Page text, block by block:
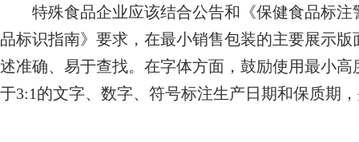
特殊食品企业应该结合公告和《保健食品标注
品标识指南》要求，在最小销售包装的主要展示版
述准确、易于查找。在字体方面，鼓励使用最小
于3:1的文字、数字、符号标注生产日期和保质期